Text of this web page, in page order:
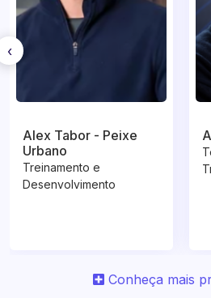
Alex Tabor - Peixe
Urbano
Treinamento e
Desenvolvimento
‹
Conheça mais